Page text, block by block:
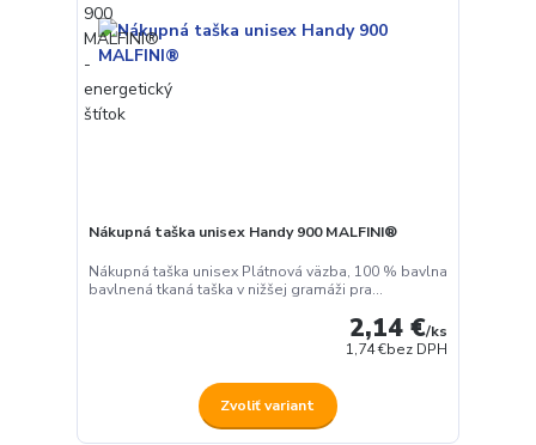
Nákupná taška unisex Handy 900 MALFINI®
Nákupná taška unisex Plátnová väzba, 100 % bavlna
bavlnená tkaná taška v nižšej gramáži pra...
2,14 €/ks
1,74 €bez DPH
Zvoliť variant